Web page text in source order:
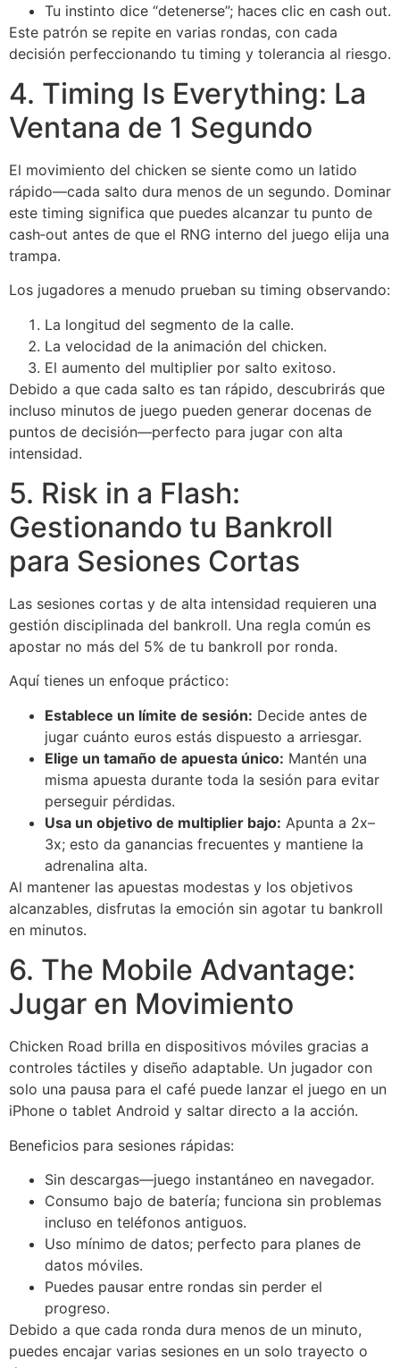
Tu instinto dice “detenerse”; haces clic en cash out.
Este patrón se repite en varias rondas, con cada
decisión perfeccionando tu timing y tolerancia al riesgo.
4. Timing Is Everything: La
Ventana de 1 Segundo
El movimiento del chicken se siente como un latido
rápido—cada salto dura menos de un segundo. Dominar
este timing significa que puedes alcanzar tu punto de
cash‑out antes de que el RNG interno del juego elija una
trampa.
Los jugadores a menudo prueban su timing observando:
La longitud del segmento de la calle.
La velocidad de la animación del chicken.
El aumento del multiplier por salto exitoso.
Debido a que cada salto es tan rápido, descubrirás que
incluso minutos de juego pueden generar docenas de
puntos de decisión—perfecto para jugar con alta
intensidad.
5. Risk in a Flash:
Gestionando tu Bankroll
para Sesiones Cortas
Las sesiones cortas y de alta intensidad requieren una
gestión disciplinada del bankroll. Una regla común es
apostar no más del 5% de tu bankroll por ronda.
Aquí tienes un enfoque práctico:
Establece un límite de sesión: Decide antes de
jugar cuánto euros estás dispuesto a arriesgar.
Elige un tamaño de apuesta único: Mantén una
misma apuesta durante toda la sesión para evitar
perseguir pérdidas.
Usa un objetivo de multiplier bajo: Apunta a 2x–
3x; esto da ganancias frecuentes y mantiene la
adrenalina alta.
Al mantener las apuestas modestas y los objetivos
alcanzables, disfrutas la emoción sin agotar tu bankroll
en minutos.
6. The Mobile Advantage:
Jugar en Movimiento
Chicken Road brilla en dispositivos móviles gracias a
controles táctiles y diseño adaptable. Un jugador con
solo una pausa para el café puede lanzar el juego en un
iPhone o tablet Android y saltar directo a la acción.
Beneficios para sesiones rápidas:
Sin descargas—juego instantáneo en navegador.
Consumo bajo de batería; funciona sin problemas
incluso en teléfonos antiguos.
Uso mínimo de datos; perfecto para planes de
datos móviles.
Puedes pausar entre rondas sin perder el
progreso.
Debido a que cada ronda dura menos de un minuto,
puedes encajar varias sesiones en un solo trayecto o